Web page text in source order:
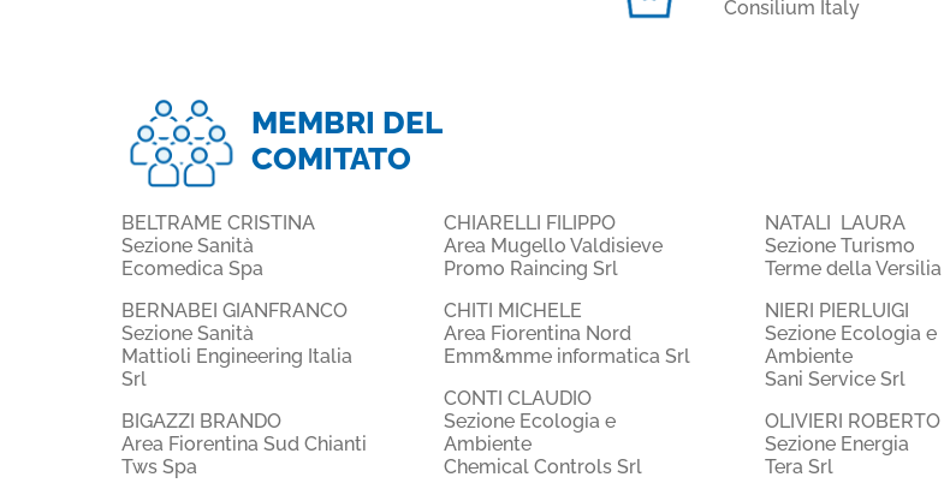
Consilium Italy
MEMBRI DEL
COMITATO
BELTRAME CRISTINA
Sezione Sanità
Ecomedica Spa
BERNABEI GIANFRANCO
Sezione Sanità
Mattioli Engineering Italia
Srl
BIGAZZI BRANDO
Area Fiorentina Sud Chianti
Tws Spa
CHIARELLI FILIPPO
Area Mugello Valdisieve
Promo Raincing Srl
CHITI MICHELE
Area Fiorentina Nord
Emm&mme informatica Srl
CONTI CLAUDIO
Sezione Ecologia e
Ambiente
Chemical Controls Srl
NATALI LAURA
Sezione Turismo
Terme della Versilia
NIERI PIERLUIGI
Sezione Ecologia e
Ambiente
Sani Service Srl
OLIVIERI ROBERTO
Sezione Energia
Tera Srl